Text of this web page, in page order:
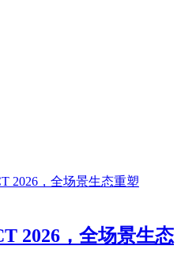
2026，全场景生态